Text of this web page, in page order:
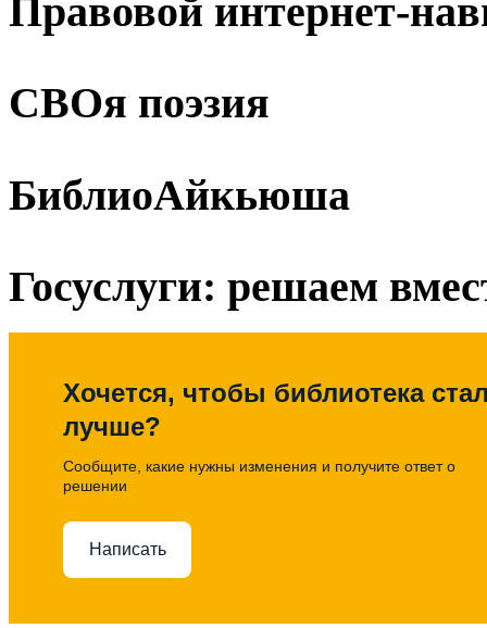
Правовой интернет-
СВОя поэзия
БиблиоАйкьюша
Госуслуги: решаем
Хочется, чтобы библиотека
лучше?
Сообщите, какие нужны изменения и получите ответ о
решении
Написать